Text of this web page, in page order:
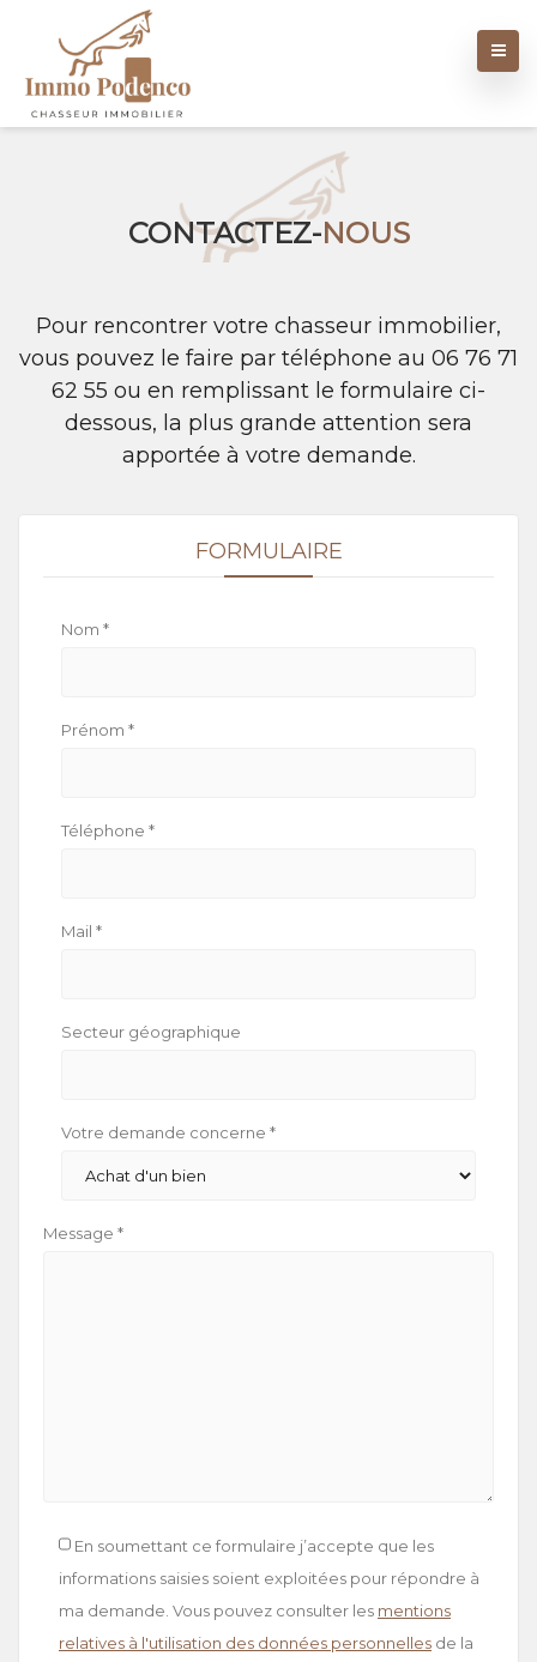
CONTACTEZ-NOUS
Pour rencontrer votre chasseur immobilier,
vous pouvez le faire par téléphone au 06 76 71
62 55 ou en remplissant le formulaire ci-
dessous, la plus grande attention sera
apportée à votre demande.
FORMULAIRE
Nom *
Prénom *
Téléphone *
Mail *
Secteur géographique
Votre demande concerne *
Message *
En soumettant ce formulaire j’accepte que les
informations saisies soient exploitées pour répondre à
ma demande. Vous pouvez consulter les mentions
relatives à l'utilisation des données personnelles de la